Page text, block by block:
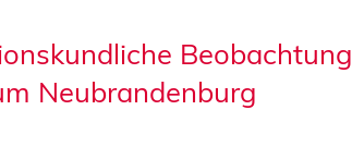
Beobachtung
Neubrandenburg